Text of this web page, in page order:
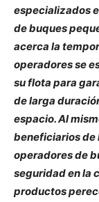
especializados
de buques
acerca la
operadores se
su flota para
de larga
espacio. Al
beneficiarios de
operadores de
seguridad en la
productos